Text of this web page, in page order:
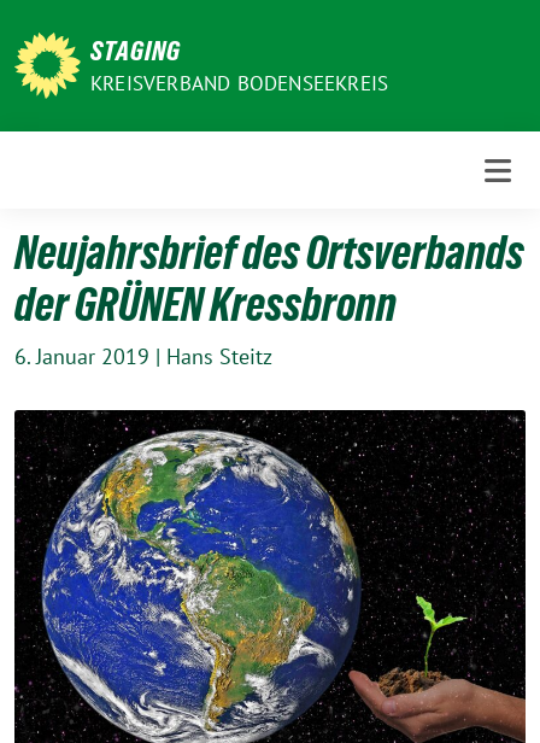
zum
Inhalt
STAGING
KREISVERBAND BODENSEEKREIS
Neujahrsbrief des Ortsverbands
der GRÜNEN Kressbronn
6. Januar 2019 | Hans Steitz